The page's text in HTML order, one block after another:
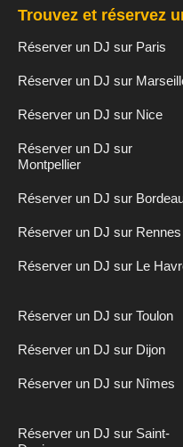
Trouvez et réservez
Réserver un DJ sur Paris
Réserver un DJ sur
Réserver un DJ sur Nice
Réserver un DJ sur
Montpellier
Réserver un DJ sur
Réserver un DJ sur Rennes
Réserver un DJ sur Le
Réserver un DJ sur Toulon
Réserver un DJ sur Dijon
Réserver un DJ sur Nîmes
Réserver un DJ sur Saint-